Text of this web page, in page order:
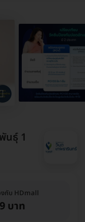
นธุ์ 1
งกับ HDmall
บาท